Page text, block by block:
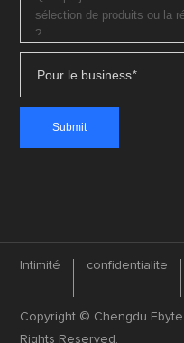
Pour le business*
Intimité confidentialite
Copyright © Chengdu Ebyte
Rights Reserved.